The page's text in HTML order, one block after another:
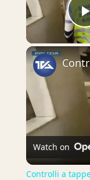
Watch on
Controlli a